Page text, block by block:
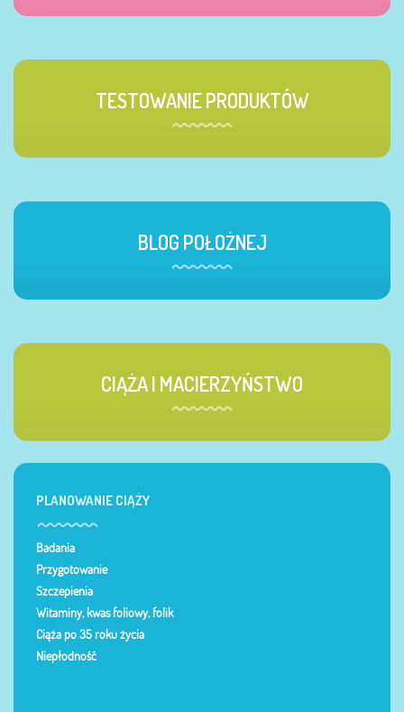
TESTOWANIE PRODUKTÓW
BLOG POŁOŻNEJ
CIĄŻA I MACIERZYŃSTWO
PLANOWANIE CIĄŻY
Badania
Przygotowanie
Szczepienia
Witaminy, kwas foliowy, folik
Ciąża po 35 roku życia
Niepłodność